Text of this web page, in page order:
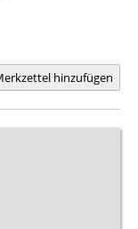
hinzufügen